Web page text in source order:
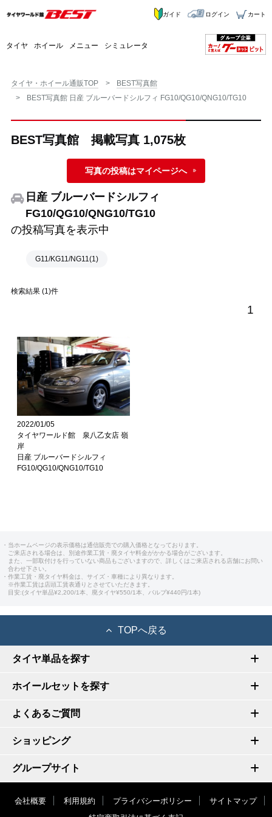
タイヤ ホイール メニュー シミュレータ
ガイド ログイン カート
タイヤ・ホイール通販TOP
BEST写真館
BEST写真館 日産 ブルーバードシルフィ FG10/QG10/QNG10/TG10
BEST写真館 掲載写真 1,075枚
写真の投稿はマイページへ
日産 ブルーバードシルフィ
FG10/QG10/QNG10/TG10
の投稿写真を表示中
G11/KG11/NG11(1)
検索結果 (1)件
1
2022/01/05
タイヤワールド館 泉八乙女店 嶺
岸
日産 ブルーバードシルフィ
FG10/QG10/QNG10/TG10
・当ホームページの表示価格は通信販売での購入価格となっております。
ご来店される場合は、別途作業工賃・廃タイヤ料金がかかる場合がございます。
また、一部取付けを行っていない商品もございますので、詳しくはご来店される店舗にお問い
合わせ下さい。
・作業工賃・廃タイヤ料金は、サイズ・車種により異なります。
※作業工賃は店頭工賃表通りとさせていただきます。
目安:(タイヤ単品¥2,200/1本、廃タイヤ¥550/1本、バルブ¥440円/1本)
TOPへ戻る
タイヤ単品を探す
ホイールセットを探す
よくあるご質問
ショッピング
グループサイト
会社概要 利用規約 プライバシーポリシー
サイトマップ